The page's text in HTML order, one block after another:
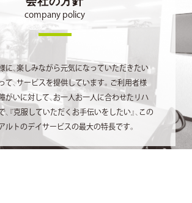
company policy
に、楽しみながら元気になっていただきたい
て、サービスを提供しています。ご利用者様
がいに対して、お一人お一人に合わせたリハ
、『克服していただくお手伝いをしたい』、この
ルトのデイサービスの最大の特長です。